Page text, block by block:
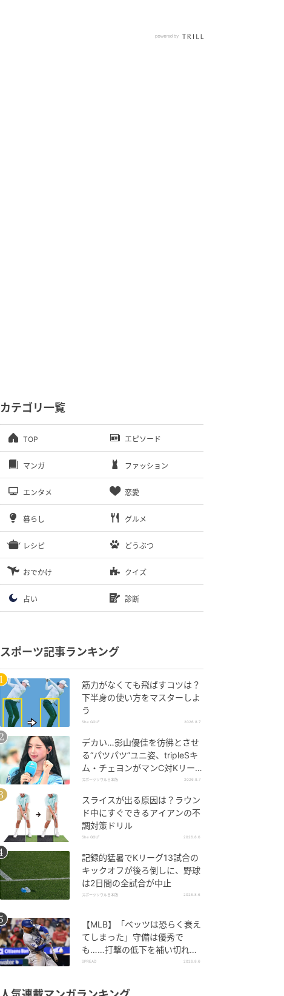
カテゴリ一覧
TOP エピソード
マンガ ファッション
エンタメ 恋愛
暮らし グルメ
レシピ どうぶつ
おでかけ クイズ
占い 診断
スポーツ記事ランキング
筋力がなくても飛ばすコツは？
下半身の使い方をマスターしよ
う
She GOLF 2026.8.7
デカい…影山優佳を彷彿とさせ
る“パツパツ”ユニ姿、tripleSキ
ム・チェヨンがマンC対Kリーグ
選抜に登場
スポーツソウル日本版 2026.8.7
スライスが出る原因は？ラウン
ド中にすぐできるアイアンの不
調対策ドリル
She GOLF 2026.8.6
記録的猛暑でKリーグ13試合の
キックオフが後ろ倒しに、野球
は2日間の全試合が中止
スポーツソウル日本版 2026.8.6
【MLB】「ベッツは恐らく衰え
てしまった」守備は優秀で
も……打撃の低下を補い切れ
ず 地元メディアが議論「未来
SPREAD 2026.8.6